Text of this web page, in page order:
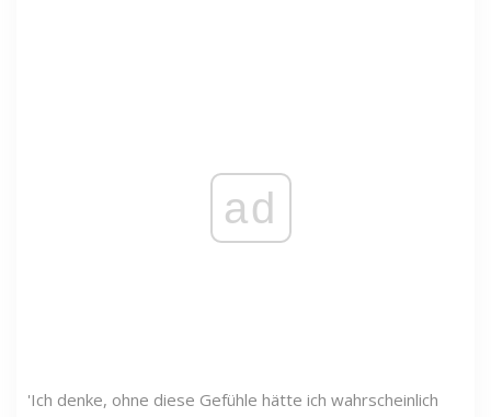
ad
'Ich denke, ohne diese Gefühle hätte ich wahrscheinlich